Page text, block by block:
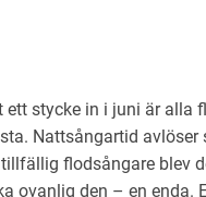
ett stycke in i juni är alla
Nattsångartid avlöser
flodsångare blev
ovanlig den – en enda.